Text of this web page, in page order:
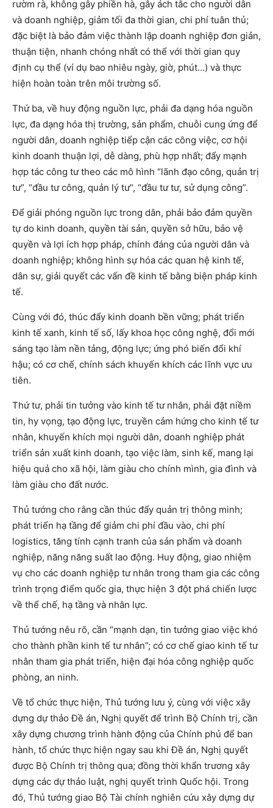
rườm rà, không gây phiền hà, gây ách tắc cho người dân
và doanh nghiệp, giảm tối đa thời gian, chi phí tuân thủ;
đặc biệt là bảo đảm việc thành lập doanh nghiệp đơn giản,
thuận tiện, nhanh chóng nhất có thể với thời gian quy
định cụ thể (ví dụ bao nhiêu ngày, giờ, phút…) và thực
hiện hoàn toàn trên môi trường số.
Thứ ba, về huy động nguồn lực, phải đa dạng hóa nguồn
lực, đa dạng hóa thị trường, sản phẩm, chuỗi cung ứng để
người dân, doanh nghiệp tiếp cận các công việc, cơ hội
kinh doanh thuận lợi, dễ dàng, phù hợp nhất; đẩy mạnh
hợp tác công tư theo các mô hình “lãnh đạo công, quản trị
tư”, “đầu tư công, quản lý tư”, “đầu tư tư, sử dụng công”.
Để giải phóng nguồn lực trong dân, phải bảo đảm quyền
tự do kinh doanh, quyền tài sản, quyền sở hữu, bảo vệ
quyền và lợi ích hợp pháp, chính đáng của người dân và
doanh nghiệp; không hình sự hóa các quan hệ kinh tế,
dân sự, giải quyết các vấn đề kinh tế bằng biện pháp kinh
tế.
Cùng với đó, thúc đẩy kinh doanh bền vững; phát triển
kinh tế xanh, kinh tế số, lấy khoa học công nghệ, đổi mới
sáng tạo làm nền tảng, động lực; ứng phó biến đổi khí
hậu; có cơ chế, chính sách khuyến khích các lĩnh vực ưu
tiên.
Thứ tư, phải tin tưởng vào kinh tế tư nhân, phải đặt niềm
tin, hy vọng, tạo động lực, truyền cảm hứng cho kinh tế tư
nhân, khuyến khích mọi người dân, doanh nghiệp phát
triển sản xuất kinh doanh, tạo việc làm, sinh kế, mang lại
hiệu quả cho xã hội, làm giàu cho chính mình, gia đình và
làm giàu cho đất nước.
Thủ tướng cho rằng cần thúc đẩy quản trị thông minh;
phát triển hạ tầng để giảm chi phí đầu vào, chi phí
logistics, tăng tính cạnh tranh của sản phẩm và doanh
nghiệp, năng năng suất lao động. Huy động, giao nhiệm
vụ cho các doanh nghiệp tư nhân trong tham gia các công
trình trọng điểm quốc gia, thực hiện 3 đột phá chiến lược
về thể chế, hạ tầng và nhân lực.
Thủ tướng nêu rõ, cần “mạnh dạn, tin tưởng giao việc khó
cho thành phần kinh tế tư nhân”; có cơ chế giao kinh tế tư
nhân tham gia phát triển, hiện đại hóa công nghiệp quốc
phòng, an ninh.
Về tổ chức thực hiện, Thủ tướng lưu ý, cùng với việc xây
dựng dự thảo Đề án, Nghị quyết để trình Bộ Chính trị, cần
xây dựng chương trình hành động của Chính phủ để ban
hành, tổ chức thực hiện ngay sau khi Đề án, Nghị quyết
được Bộ Chính trị thông qua; đồng thời khẩn trương xây
dựng các dự thảo luật, nghị quyết trình Quốc hội. Trong
đó, Thủ tướng giao Bộ Tài chính nghiên cứu xây dựng dự